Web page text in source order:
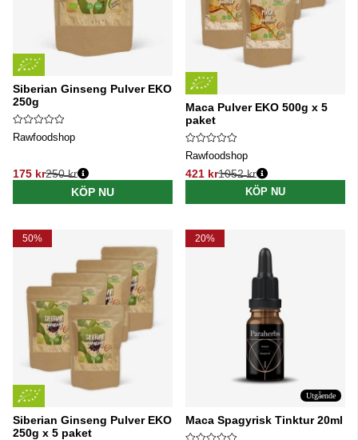
Siberian Ginseng Pulver EKO
250g
Rawfoodshop
175 kr
Ordinarie pris:
250 kr
KÖP NU
Maca Pulver EKO 500g x 5
paket
Rawfoodshop
421 kr
Ordinarie pris:
1052 kr
KÖP NU
50%
Siberian Ginseng Pulver EKO
250g x 5 paket
20%
Utgående
Maca Spagyrisk Tinktur 20ml